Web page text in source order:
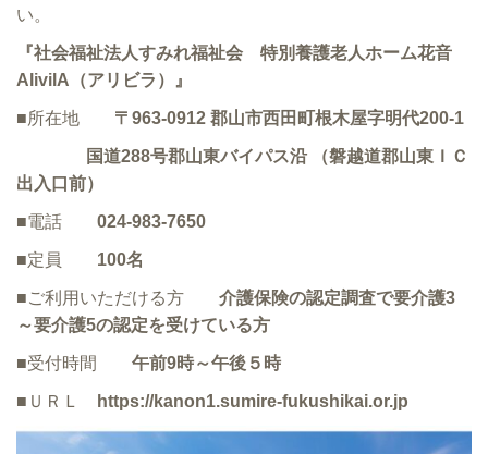
い。
『社会福祉法人すみれ福祉会 特別養護老人ホーム花音
AlivilA（アリビラ）』
■所在地 〒963-0912 郡山市西田町根木屋字明代200-1
国道288号郡山東バイパス沿 （磐越道郡山東ＩＣ
出入口前）
■電話 024-983-7650
■定員 100名
■ご利用いただける方 介護保険の認定調査で要介護3
～要介護5の認定を受けている方
■受付時間 午前9時～午後５時
■ＵＲＬ https://kanon1.sumire-fukushikai.or.jp